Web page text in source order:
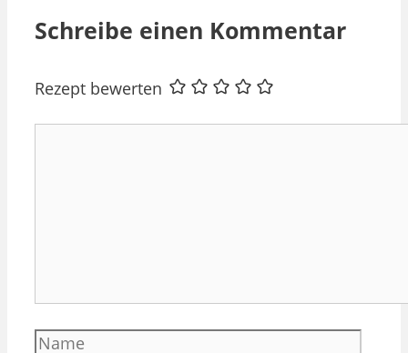
Schreibe einen Kommentar
Rezept bewerten
Name